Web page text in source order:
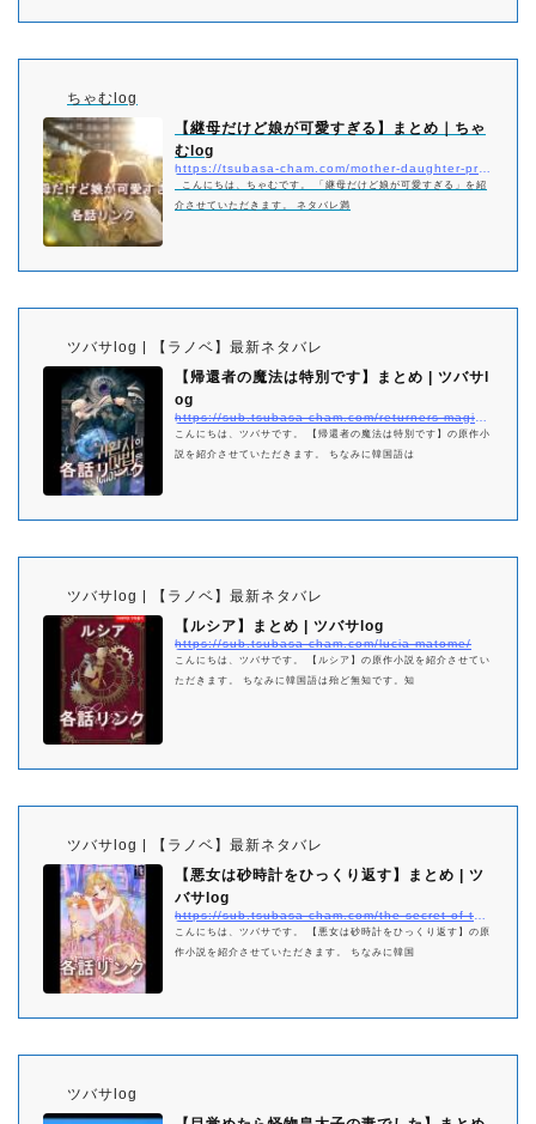
ちゃむlog
【継母だけど娘が可愛すぎる】まとめ｜ちゃ
むlog
こんにちは、ちゃむです。 「継母だけど娘が可愛すぎる」を紹
介させていただきます。 ネタバレ満
ツバサlog | 【ラノベ】最新ネタバレ
【帰還者の魔法は特別です】まとめ | ツバサl
og
こんにちは、ツバサです。 【帰還者の魔法は特別です】の原作小
説を紹介させていただきます。 ちなみに韓国語は
ツバサlog | 【ラノベ】最新ネタバレ
【ルシア】まとめ | ツバサlog
https://sub.tsubasa-cham.com/lucia-matome/
こんにちは、ツバサです。 【ルシア】の原作小説を紹介させてい
ただきます。 ちなみに韓国語は殆ど無知です。知
ツバサlog | 【ラノベ】最新ネタバレ
【悪女は砂時計をひっくり返す】まとめ | ツ
バサlog
こんにちは、ツバサです。 【悪女は砂時計をひっくり返す】の原
作小説を紹介させていただきます。 ちなみに韓国
ツバサlog